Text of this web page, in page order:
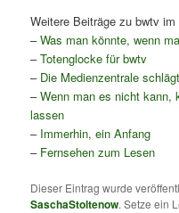
Weitere Beiträge zu bwtv im
–Was man könnte, wenn
–Totenglocke für bwtv
– Die Medienzentrale
–Wenn man es nicht kann,
lassen
– Immerhin, ein Anfang
– Fernsehen zum Lesen
Dieser Eintrag wurde
SaschaStoltenow. Setze ein